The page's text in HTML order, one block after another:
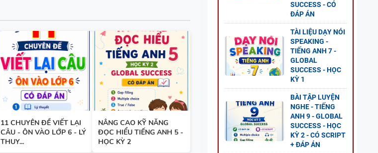
BÀI TẬP LUYỆN NGHE TIẾNG ANH 8
- HỌC KỲ 2 - GLOBAL SUCCESS - CÓ
SCRIPT + ĐÁP ÁN
BÀI TẬP NGỮ ÂM - TRỌNG ÂM - CÓ
ĐÁP ÁN
11 CHUYÊN ĐỀ VIẾT LẠI
CÂU - ÔN VÀO LỚP 6 - LÝ
THUY...
NÂNG CAO KỸ NĂNG
ĐỌC HIỂU TIẾNG ANH 5 -
HỌC KỲ 2
SUCCESS - CÓ
ĐÁP ÁN
TÀI LIỆU DẠY NÓI
SPEAKING -
TIẾNG ANH 7 -
GLOBAL
SUCCESS - HỌC
KỲ 1
BÀI TẬP LUYỆN
NGHE - TIẾNG
ANH 9 - GLOBAL
SUCCESS - HỌC
KỲ 2 - CÓ SCRIPT
+ ĐÁP ÁN